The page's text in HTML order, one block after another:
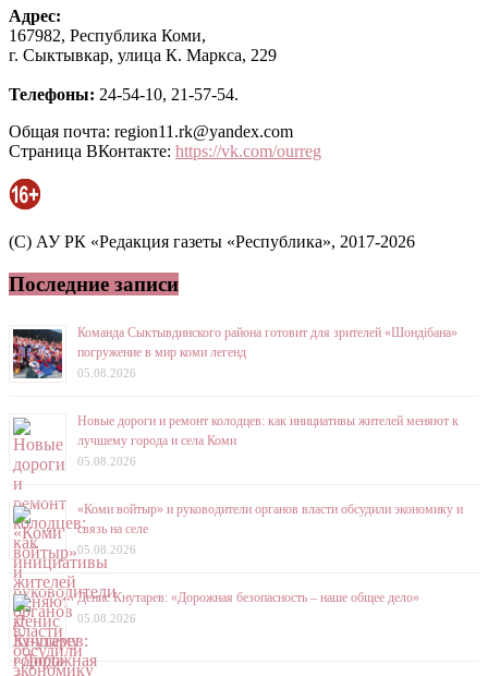
Адрес:
167982, Республика Коми,
г. Сыктывкар, улица К. Маркса, 229
Телефоны: 24-54-10, 21-57-54.
Общая почта: region11.rk@yandex.com
Страница ВКонтакте: https://vk.com/ourreg
(C) АУ РК «Редакция газеты «Республика», 2017-2026
Последние записи
Команда Сыктывдинского района готовит для зрителей «Шондібана»
погружение в мир коми легенд
05.08.2026
Новые дороги и ремонт колодцев: как инициативы жителей меняют к
лучшему города и села Коми
05.08.2026
«Коми войтыр» и руководители органов власти обсудили экономику и
связь на селе
05.08.2026
Денис Кнутарев: «Дорожная безопасность – наше общее дело»
05.08.2026